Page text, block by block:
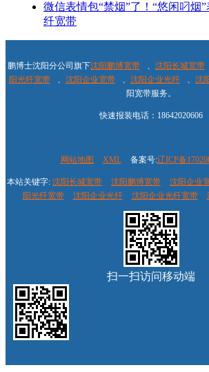
微信表情包“禁烟”了！“悠闲叼烟
纤宽带
鹏博士沈阳分公司旗下沈阳鹏博宽带 、 沈阳长城宽带
阳光纤宽带
、 沈阳企业宽带 、 沈阳企业光纤 、 沈
阳宽带服务。
快速报装电话：18642020606
网站地图 XML 备案号:辽ICP备
本站关键字: 沈阳长城宽带 沈阳鹏博宽带 沈阳企业
阳光纤宽带
沈阳企业光纤 沈阳企业光纤宽带
扫一扫访问移动端